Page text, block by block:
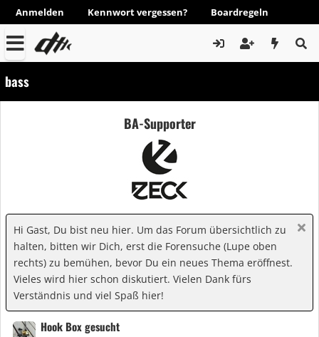
Anmelden Kennwort vergessen? Boardregeln
bass
BA-Supporter
Hi Gast, Du bist neu hier. Um das Forum übersichtlich zu
halten, bitten wir Dich, erst die Forensuche (Lupe oben
rechts) zu bemühen, bevor Du ein neues Thema eröffnest.
Vieles wird hier schon diskutiert. Vielen Dank fürs
Verständnis und viel Spaß hier!
Hook Box gesucht